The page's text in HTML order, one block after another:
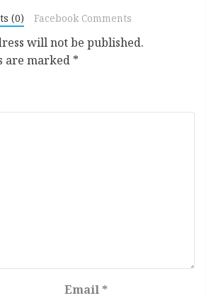
(0) Facebook Comments
will not be published.
are marked *
Email *